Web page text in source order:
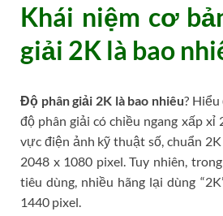
Khái niệm cơ
giải 2K là bao
Độ phân giải 2K là bao nhiêu?
độ phân giải có chiều ngang xấp xỉ
vực điện ảnh kỹ thuật số, chuẩn
2048 x 1080 pixel. Tuy nhiên,
tiêu dùng, nhiều hãng lại dùng
1440 pixel.